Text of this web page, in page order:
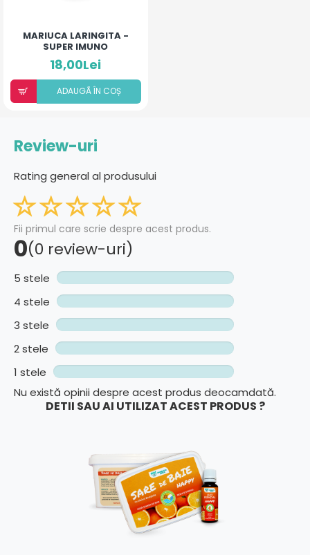
MARIUCA LARINGITA -
SUPER IMUNO
(COMPRIMATE DE SUPT)
18,00Lei
ADAUGÃ ÎN COȘ
Review-uri
Rating general al produsului
Fii primul care scrie despre acest produs.
0(0 review-uri)
5 stele
4 stele
3 stele
2 stele
1 stele
Nu există opinii despre acest produs deocamdată.
DETII SAU AI UTILIZAT ACEST PRODUS ?